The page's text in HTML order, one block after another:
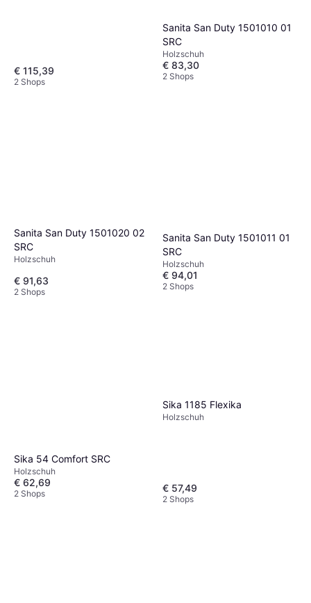
€ 115,39
2 Shops
Sanita San Duty 1501010 01
SRC
Holzschuh
€ 83,30
2 Shops
Sanita San Duty 1501020 02
SRC
Holzschuh
€ 91,63
2 Shops
Sanita San Duty 1501011 01
SRC
Holzschuh
€ 94,01
2 Shops
Sika 54 Comfort SRC
Holzschuh
€ 62,69
2 Shops
Sika 1185 Flexika
Holzschuh
€ 57,49
2 Shops